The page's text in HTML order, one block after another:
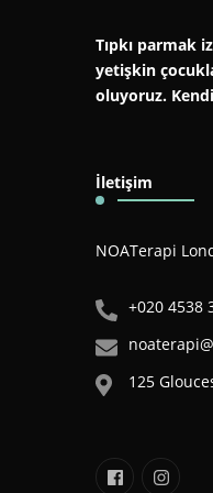
Tıpkı parmak
yetişkin
oluyoruz.
İletişim
NOATerapi
+020 4538
125